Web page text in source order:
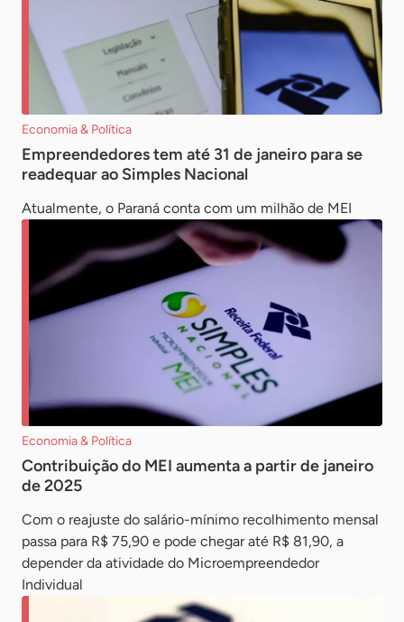
Economia & Política
Empreendedores tem até 31 de janeiro para se
readequar ao Simples Nacional
Atualmente, o Paraná conta com um milhão de MEI
Economia & Política
Contribuição do MEI aumenta a partir de janeiro
de 2025
Com o reajuste do salário-mínimo recolhimento mensal
passa para R$ 75,90 e pode chegar até R$ 81,90, a
depender da atividade do Microempreendedor
Individual